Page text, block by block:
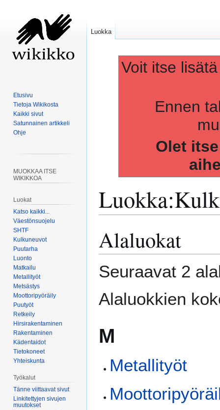
Voit itse
Ennen
Olet
Luokka:
navigaatioon
hakuun
Alaluokat
Seuraavat 2
Alaluokkien
M
Metallityöt
Luokka
Etusivu
Tietoja Wikikosta
Kaikki sivut
Satunnainen artikkeli
Ohje
MUOKKAA ITSE
WIKIKKOA
Luokat
Katso kaikki...
Väestönsuojelu
SHTF
Kulkuneuvot
Puutarha
Luonto
Matkailu
Metallityöt
Metsästys
Moottoripyöräily
Puutyöt
Retkeily
Hirsirakentaminen
Rakentaminen
Kädentaidot
Tietokoneet
Yhteiskunta
Työkalut
Tänne viittaavat sivut
Linkitettyjen sivujen
muutokset